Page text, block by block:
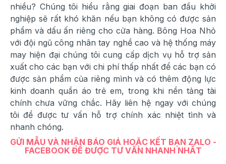
nhiều? Chúng tôi hiểu rằng giai đoạn ban đầu khởi
nghiệp sẽ rất khó khăn nếu bạn không có được sản
phẩm và dấu ấn riêng cho cửa hàng. Bông Hoa Nhỏ
với đội ngũ công nhân tay nghề cao và hệ thống máy
may hiện đại chúng tôi cung cấp dịch vụ hỗ trợ sản
xuất cho các bạn với chi phí thấp nhất để các bạn có
được sản phẩm của riêng mình và có thêm động lực
kinh doanh quần áo trẻ em, trong khi nền tảng tài
chính chưa vững chắc. Hãy liên hệ ngay với chúng
tôi để được tư vấn hỗ trợ chính xác nhiệt tình và
nhanh chóng.
GỬI MẪU VÀ NHẬN BÁO GIÁ HOẶC KẾT BẠN ZALO -
FACEBOOK ĐỂ ĐƯỢC TƯ VẤN NHANH NHẤT